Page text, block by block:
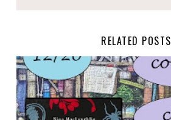
RELATED POSTS